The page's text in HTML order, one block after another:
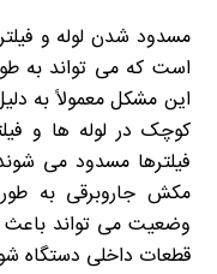
مسدود شدن لوله و
است که می تواند به
این مشکل معمولاً به
کوچک در لوله ها و
فیلترها مسدود می
مکش جاروبرقی به
وضعیت می تواند
قطعات داخلی دستگاه